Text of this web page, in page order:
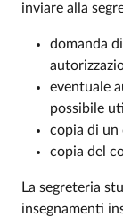
inviare alla
domanda
eventuale
possibile
copia di
copia del
La segreteria
insegnamenti